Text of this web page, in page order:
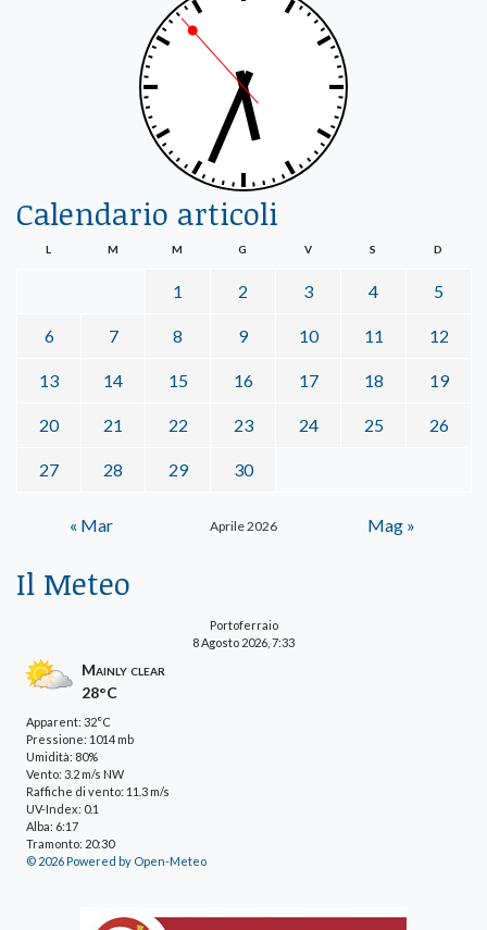
Calendario articoli
Aprile 2026
L M M G V S D
1 2 3 4 5
6 7 8 9 10 11 12
13 14 15 16 17 18 19
20 21 22 23 24 25 26
27 28 29 30
« Mar Mag »
Il Meteo
Portoferraio
8 Agosto 2026, 7:33
Mainly clear
28°C
Apparent: 32°C
Pressione: 1014 mb
Umidità: 80%
Vento: 3.2 m/s NW
Raffiche di vento: 11.3 m/s
UV-Index: 0.1
Alba: 6:17
Tramonto: 20:30
© 2026 Powered by Open-Meteo